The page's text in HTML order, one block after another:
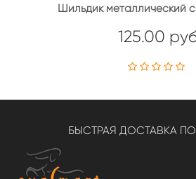
Шильдик металлический
125.00
БЫСТРАЯ ДОСТАВКА